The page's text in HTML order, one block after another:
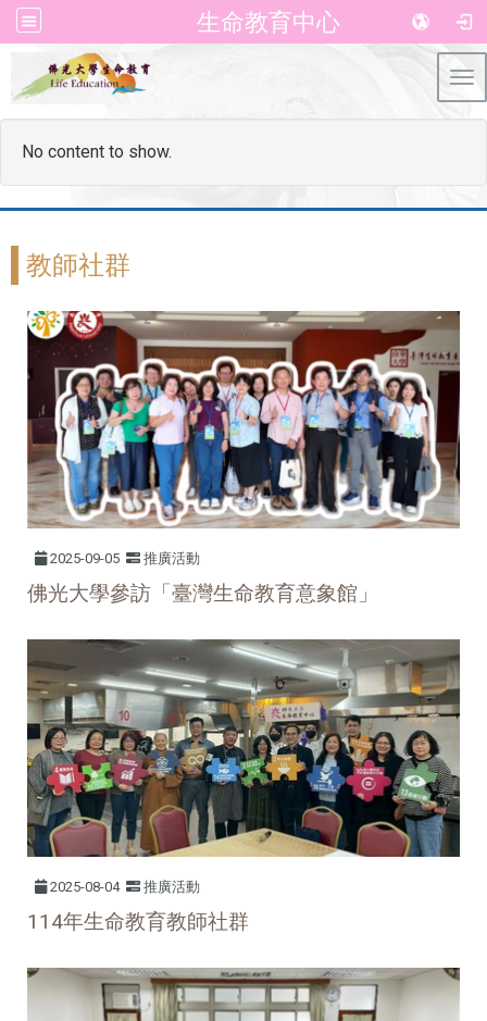
生命教育中心
No content to show.
教師社群
2025-09-05 推廣活動
佛光大學參訪「臺灣生命教育意象館」
2025-08-04 推廣活動
114年生命教育教師社群